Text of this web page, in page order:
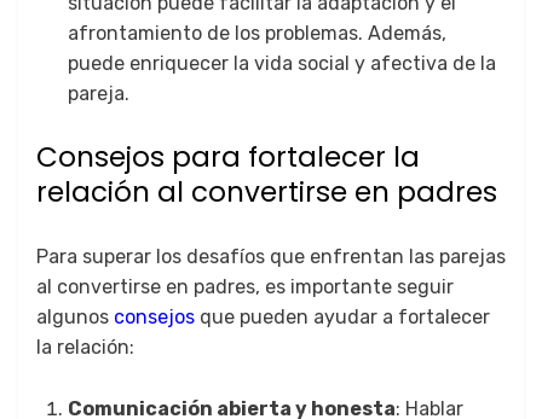
afrontamiento de los problemas. Además,
puede enriquecer la vida social y afectiva de la
pareja.
Consejos para fortalecer la
relación al convertirse en padres
Para superar los desafíos que enfrentan las parejas
al convertirse en padres, es importante seguir
algunos consejos que pueden ayudar a fortalecer
la relación:
Comunicación abierta y honesta: Hablar